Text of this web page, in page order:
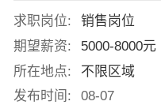
求职岗位:
销售岗位
期望薪资:
5000-8000元
所在地点:
不限区域
发布时间:
08-07